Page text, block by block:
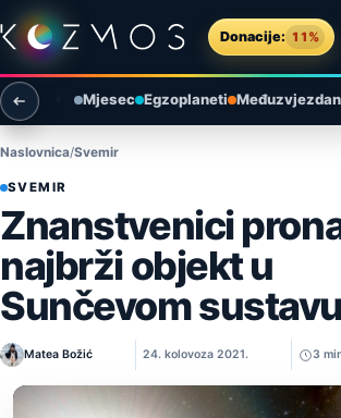
Preskoči na sadržaj
Donacije: 11%
Otvori izbornik
Otvori pretragu
Mjesec Egzoplaneti
Naslovnica Svemir
SVEMIR
Znanstvenici
najbrži objekt u
Sunčevom sustavu
Matea Božić 24. kolovoza 2021. 3